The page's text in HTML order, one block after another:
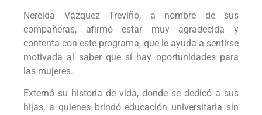
Nereida Vázquez Treviño, a nombre de sus
compañeras, afirmó estar muy agradecida y
contenta con este programa, que le ayuda a sentirse
motivada al saber que sí hay oportunidades para
las mujeres.
Externó su historia de vida, donde se dedicó a sus
hijas, a quienes brindó educación universitaria sin